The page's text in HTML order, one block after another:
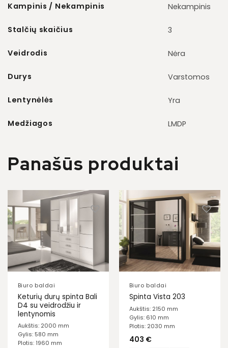
Kampinis / Nekampinis Nekampinis
Stalčių skaičius 3
Veidrodis Nėra
Durys Varstomos
Lentynėlės Yra
Medžiagos LMDP
Panašūs produktai
Biuro baldai
Keturių durų spinta Bali
D4 su veidrodžiu ir
lentynomis
Aukštis: 2000 mm
Gylis: 580 mm
Plotis: 1960 mm
Biuro baldai
Spinta Vista 203
Aukštis: 2150 mm
Gylis: 610 mm
Plotis: 2030 mm
403 €